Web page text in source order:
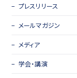
プレスリリース
メールマガジン
メディア
学会・講演